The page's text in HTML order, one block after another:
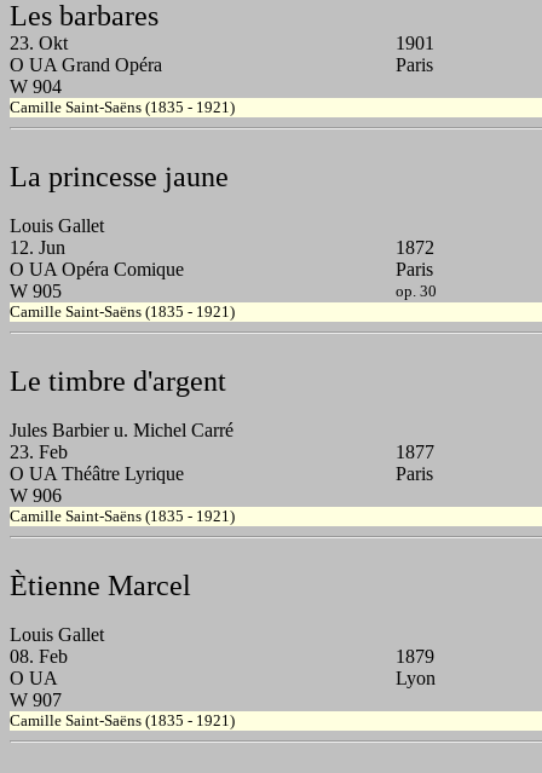
Les barbares
23. Okt
1901
O UA Grand Opéra
Paris
W 904
Camille Saint-Saëns (1835 - 1921)
La princesse jaune
Louis Gallet
12. Jun
1872
O UA Opéra Comique
Paris
W 905
op. 30
Camille Saint-Saëns (1835 - 1921)
Le timbre d'argent
Jules Barbier u. Michel Carré
23. Feb
1877
O UA Théâtre Lyrique
Paris
W 906
Camille Saint-Saëns (1835 - 1921)
Ètienne Marcel
Louis Gallet
08. Feb
1879
O UA
Lyon
W 907
Camille Saint-Saëns (1835 - 1921)